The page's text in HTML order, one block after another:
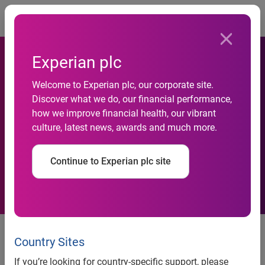
Experian plc
Welcome to Experian plc, our corporate site.
Discover what we do, our financial performance,
how we improve financial health, our vibrant
culture, latest news, awards and much more.
Continue to Experian plc site
Country Sites
If you’re looking for country-specific support, please
'Geleceğini Şimdi Yönet', 16
İlde 2500 Öğrenciye Ulaştı!
Experian, Birleşmiş Milletler
Kalkınma Programı ve Habitat